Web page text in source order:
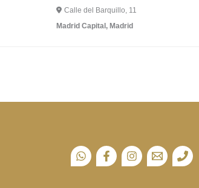
Calle del Barquillo, 11
Madrid Capital , Madrid